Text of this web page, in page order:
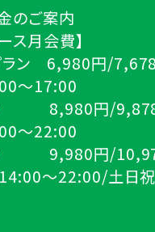
のご案内
ス月会費】
ラン 6,980円/7,678
～17:00
ン 8,980円/9,878
～22:00
ン 9,980円/
14:00～22:00/土日